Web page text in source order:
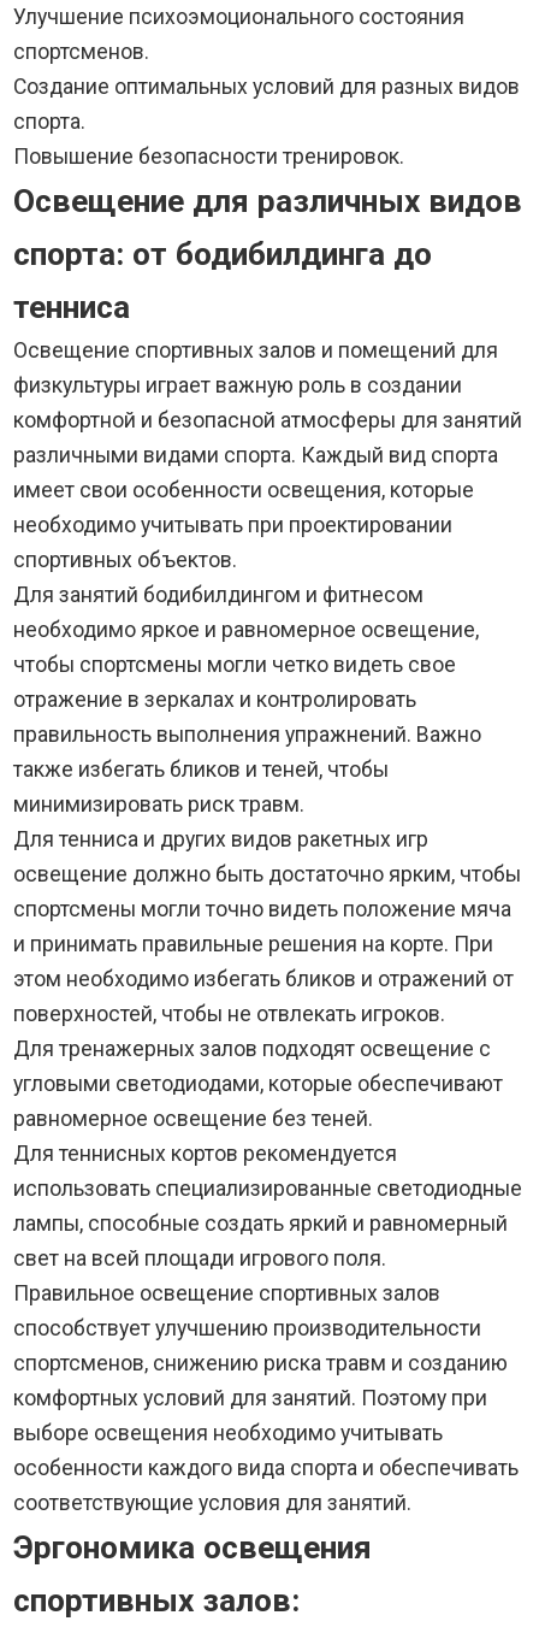
Улучшение психоэмоционального состояния
спортсменов.
Создание оптимальных условий для разных видов
спорта.
Повышение безопасности тренировок.
Освещение для различных видов
спорта: от бодибилдинга до
тенниса
Освещение спортивных залов и помещений для
физкультуры играет важную роль в создании
комфортной и безопасной атмосферы для занятий
различными видами спорта. Каждый вид спорта
имеет свои особенности освещения, которые
необходимо учитывать при проектировании
спортивных объектов.
Для занятий бодибилдингом и фитнесом
необходимо яркое и равномерное освещение,
чтобы спортсмены могли четко видеть свое
отражение в зеркалах и контролировать
правильность выполнения упражнений. Важно
также избегать бликов и теней, чтобы
минимизировать риск травм.
Для тенниса и других видов ракетных игр
освещение должно быть достаточно ярким, чтобы
спортсмены могли точно видеть положение мяча
и принимать правильные решения на корте. При
этом необходимо избегать бликов и отражений от
поверхностей, чтобы не отвлекать игроков.
Для тренажерных залов подходят освещение с
угловыми светодиодами, которые обеспечивают
равномерное освещение без теней.
Для теннисных кортов рекомендуется
использовать специализированные светодиодные
лампы, способные создать яркий и равномерный
свет на всей площади игрового поля.
Правильное освещение спортивных залов
способствует улучшению производительности
спортсменов, снижению риска травм и созданию
комфортных условий для занятий. Поэтому при
выборе освещения необходимо учитывать
особенности каждого вида спорта и обеспечивать
соответствующие условия для занятий.
Эргономика освещения
спортивных залов: